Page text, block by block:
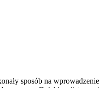
sposób na wprowadzenie